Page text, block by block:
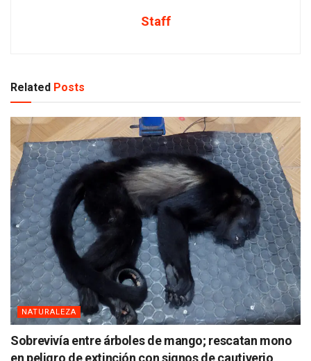
Staff
Related Posts
NATURALEZA
Sobrevivía entre árboles de mango; rescatan mono
en peligro de extinción con signos de cautiverio